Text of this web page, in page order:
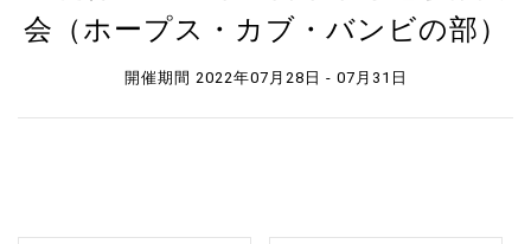
会（ホープス・カブ・バンビの部）
開催期間 2022年07月28日 - 07月31日